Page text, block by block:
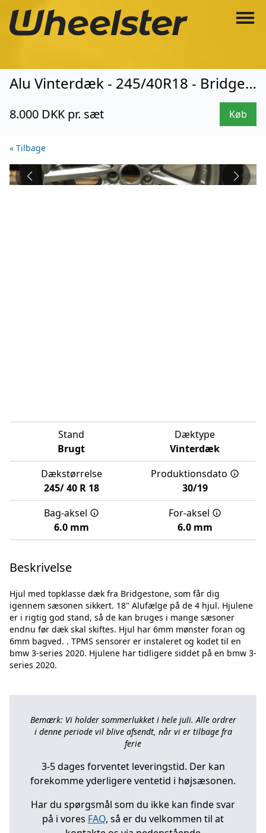
Alu Vinterdæk - 245/40R18 - Bridgestone (8033)
8.000 DKK pr. sæt Køb
« Tilbage
Stand
Brugt
Dæktype
Vinterdæk
Dækstørrelse
245/ 40 R 18
Produktionsdato
30/19
Bag-aksel
6.0 mm
For-aksel
6.0 mm
Beskrivelse
Hjul med topklasse dæk fra Bridgestone, som får dig
igennem sæsonen sikkert. 18" Alufælge på de 4 hjul. Hjulene
er i rigtig god stand, så de kan bruges i mange sæsoner
endnu før dæk skal skiftes. Hjul har 6mm mønster foran og
6mm bagved. . TPMS sensorer er instaleret og kodet til en
bmw 3-series 2020. Hjulene har tidligere siddet på en bmw 3-
Bemærk: Vi holder sommerlukket i hele juli. Alle ordrer
i denne periode vil blive afsendt, når vi er tilbage fra
ferie
3-5 dages forventet leveringstid. Der kan
forekomme yderligere ventetid i højsæsonen.
Har du spørgsmål som du ikke kan finde svar
på i vores FAQ, så er du velkommen til at